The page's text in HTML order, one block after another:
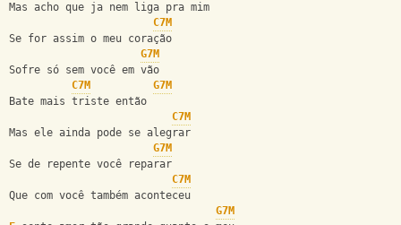
Mas acho que ja nem liga pra mim
C7M
Se for assim o meu coração
G7M
Sofre só sem você em vão
C7M
G7M
Bate mais triste então
C7M
Mas ele ainda pode se alegrar
G7M
Se de repente você reparar
C7M
Que com você também aconteceu
G7M